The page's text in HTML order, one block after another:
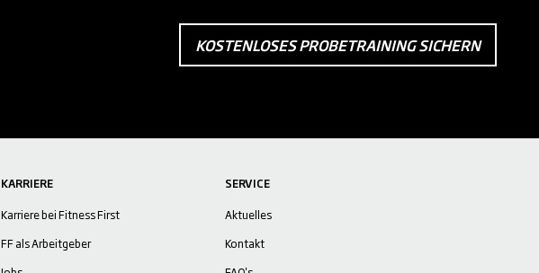
KOSTENLOSES PROBETRAINING SICHERN
KARRIERE
Karriere bei Fitness First
FF als Arbeitgeber
SERVICE
Aktuelles
Kontakt